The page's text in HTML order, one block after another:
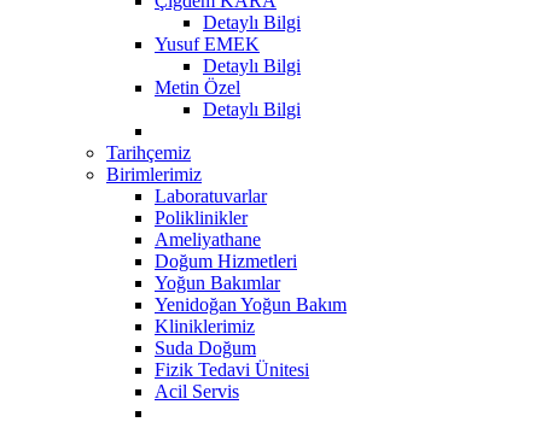
Detaylı Bilgi
Yusuf EMEK
Detaylı Bilgi
Metin Özel
Detaylı Bilgi
Tarihçemiz
Birimlerimiz
Laboratuvarlar
Poliklinikler
Ameliyathane
Doğum Hizmetleri
Yoğun Bakımlar
Yenidoğan Yoğun Bakım
Kliniklerimiz
Suda Doğum
Fizik Tedavi Ünitesi
Acil Servis